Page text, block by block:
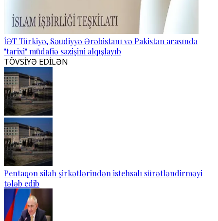
İƏT Türkiyə, Səudiyyə Ərəbistanı və Pakistan arasında
"tarixi" müdafiə sazişini alqışlayıb
TÖVSİYƏ EDİLƏN
Pentaqon silah şirkətlərindən istehsalı sürətləndirməyi
tələb edib